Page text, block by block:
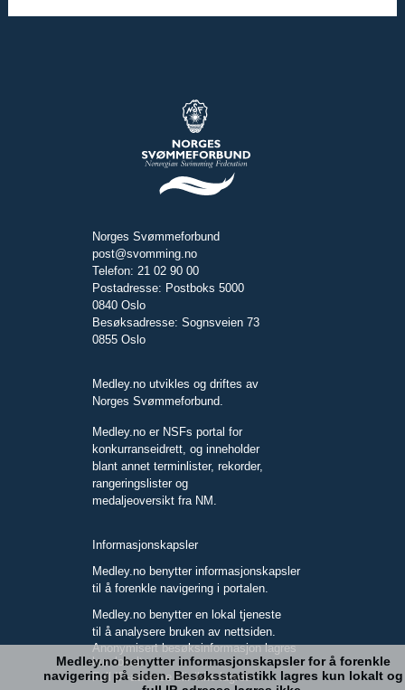
Norges Svømmeforbund
post@svomming.no
Telefon: 21 02 90 00
Postadresse: Postboks 5000
0840 Oslo
Besøksadresse: Sognsveien 73
0855 Oslo
Medley.no utvikles og driftes av
Norges Svømmeforbund.
Medley.no er NSFs portal for
konkurranseidrett, og inneholder
blant annet terminlister, rekorder,
rangeringslister og
medaljeoversikt fra NM.
Informasjonskapsler
Medley.no benytter informasjonskapsler
til å forenkle navigering i portalen.
Medley.no benytter en lokal tjeneste
til å analysere bruken av nettsiden.
Anonymisert besøksinformasjon lagres
kun lokalt.
Full IP-adresse blir ikke lagret.
Medley.no benytter informasjonskapsler for å forenkle
navigering på siden. Besøksstatistikk lagres kun lokalt og